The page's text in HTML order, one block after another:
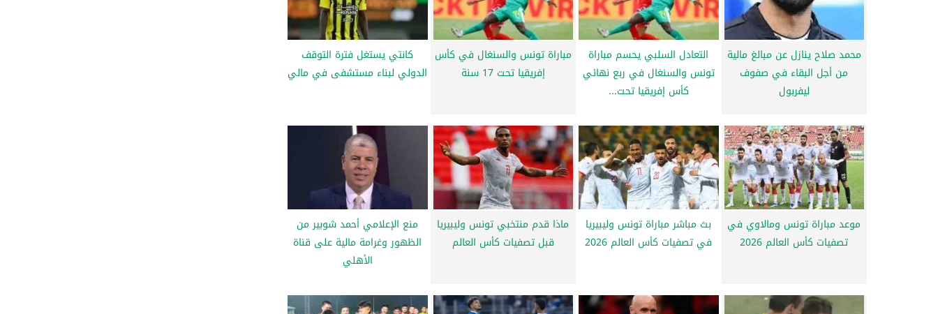
محمد صلاح ينازل عن مبالغ مالية
من أجل البقاء في صفوف
ليفربول
التعادل السلبي يحسم مباراة
تونس والسنغال في ربع نهائي
كأس إفريقيا تحت...
مباراة تونس والسنغال في كأس
إفريقيا تحت 17 سنة
كانتي يستغل فترة التوقف
الدولي لبناء مستشفى في مالي
موعد مباراة تونس ومالاوي في
تصفيات كأس العالم 2026
بث مباشر مباراة تونس وليبيريا
في تصفيات كأس العالم 2026
ماذا قدم منتخبي تونس وليبيريا
قبل تصفيات كأس العالم
منع الإعلامي أحمد شوبير من
الظهور وغرامة مالية على قناة
الأهلي